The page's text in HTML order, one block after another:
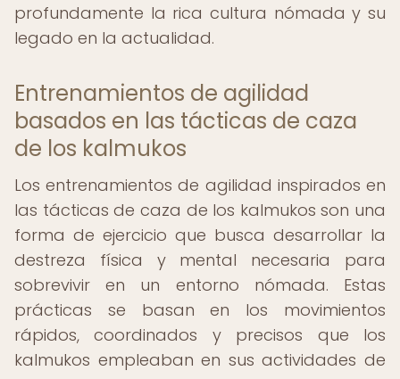
profundamente la rica cultura nómada y su
legado en la actualidad.
Entrenamientos de agilidad
basados en las tácticas de caza
de los kalmukos
Los entrenamientos de agilidad inspirados en
las tácticas de caza de los kalmukos son una
forma de ejercicio que busca desarrollar la
destreza física y mental necesaria para
sobrevivir en un entorno nómada. Estas
prácticas se basan en los movimientos
rápidos, coordinados y precisos que los
kalmukos empleaban en sus actividades de